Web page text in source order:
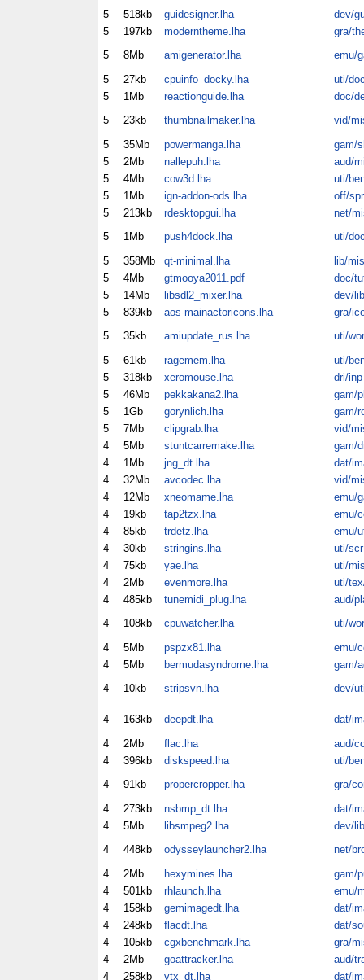
5
518kb guidesigner.lha
dev/
5
197kb moderntheme.lha
gra/
5
8Mb amigenerator.lha
emu/
5
27kb cpuinfo_docky.lha
uti/
5
1Mb reactionguide.lha
doc/
5
23kb thumbnailmaker.lha
vid/
5
35Mb powermanga.lha
gam/
5
2Mb nallepuh.lha
aud/
5
4Mb cow3d.lha
uti/
5
1Mb ign-addon-ods.lha
off/spr
5
213kb rdesktopgui.lha
net/
5
1Mb push4dock.lha
uti/
5
358Mb qt-minimal.lha
lib/mis
5
4Mb gtmooya2011.pdf
doc/
5
14Mb libsdl2_mixer.lha
dev/
5
839kb aos-mainactoricons.lha
gra/
5
35kb amiupdate_rus.lha
uti/wor
5
61kb ragemem.lha
uti/
5
318kb xeromouse.lha
dri/inp
5
46Mb pekkakana2.lha
gam/
5
1Gb gorynlich.lha
gam/
5
7Mb clipgrab.lha
vid/
4
5Mb stuntcarremake.lha
gam/
4
1Mb jng_dt.lha
dat/
4
32Mb avcodec.lha
vid/
4
12Mb xneomame.lha
emu/
4
19kb tap2tzx.lha
emu/
4
85kb trdetz.lha
emu/
4
30kb stringins.lha
uti/scr
4
75kb yae.lha
uti/
4
2Mb evenmore.lha
uti/
4
485kb tunemidi_plug.lha
aud/
4
108kb cpuwatcher.lha
uti/wor
4
5Mb pspzx81.lha
emu/
4
5Mb bermudasyndrome.lha
gam/
4
10kb stripsvn.lha dev/
4 163kb deepdt.lha
dat/
4
2Mb flac.lha
aud/
4
396kb diskspeed.lha
uti/
4
91kb propercropper.lha
gra/
4
273kb nsbmp_dt.lha
dat/
4
5Mb libsmpeg2.lha
dev/
4
448kb odysseylauncher2.lha
net/
4
2Mb hexymines.lha
gam/
4
501kb rhlaunch.lha
emu/
4
158kb gemimagedt.lha
dat/
4
248kb flacdt.lha
dat/
4
105kb cgxbenchmark.lha
gra/
4
2Mb goattracker.lha
aud/
4
258kb vtx_dt.lha dat/